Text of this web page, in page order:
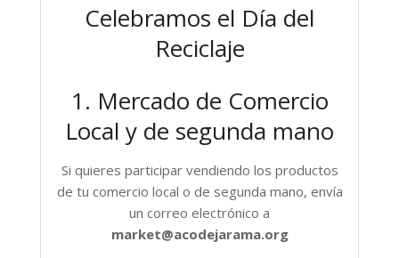
Celebramos el Día del
Reciclaje
1. Mercado de Comercio
Local y de segunda mano
Si quieres participar vendiendo los productos
de tu comercio local o de segunda mano, envía
un correo electrónico a
market@acodejarama.org